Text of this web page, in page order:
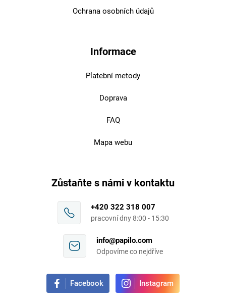
Ochrana osobních údajů
Informace
Platební metody
Doprava
FAQ
Mapa webu
Zůstaňte s námi v kontaktu
+420 322 318 007
pracovní dny 8:00 - 15:30
info@papilo.com
Odpovíme co nejdříve
Facebook Instagram